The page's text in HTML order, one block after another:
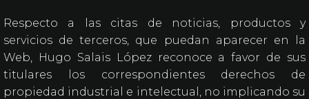
Respecto a las citas de noticias, productos y
servicios de terceros, que puedan aparecer en la
Web, Hugo Salais López reconoce a favor de sus
titulares los correspondientes derechos de
propiedad industrial e intelectual, no implicando su